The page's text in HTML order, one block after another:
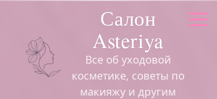
Салон
Asteriya
Все об уходовой
косметике, советы по
макияжу и другим